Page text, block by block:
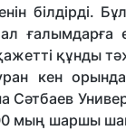
білдірді.
ғалымдарға
құнды
кен
мың шаршы